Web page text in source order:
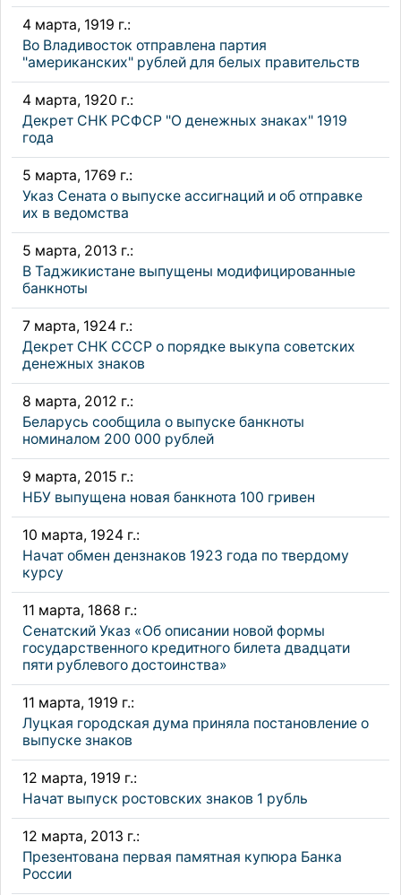
4 марта, 1919 г.:
Во Владивосток отправлена партия
"американских" рублей для белых правительств
4 марта, 1920 г.:
Декрет СНК РСФСР "О денежных знаках" 1919
года
5 марта, 1769 г.:
Указ Сената о выпуске ассигнаций и об отправке
их в ведомства
5 марта, 2013 г.:
В Таджикистане выпущены модифицированные
банкноты
7 марта, 1924 г.:
Декрет СНК СССР о порядке выкупа советских
денежных знаков
8 марта, 2012 г.:
Беларусь сообщила о выпуске банкноты
номиналом 200 000 рублей
9 марта, 2015 г.:
НБУ выпущена новая банкнота 100 гривен
10 марта, 1924 г.:
Начат обмен дензнаков 1923 года по твердому
курсу
11 марта, 1868 г.:
Сенатский Указ «Об описании новой формы
государственного кредитного билета двадцати
пяти рублевого достоинства»
11 марта, 1919 г.:
Луцкая городская дума приняла постановление о
выпуске знаков
12 марта, 1919 г.:
Начат выпуск ростовских знаков 1 рубль
12 марта, 2013 г.:
Презентована первая памятная купюра Банка
России